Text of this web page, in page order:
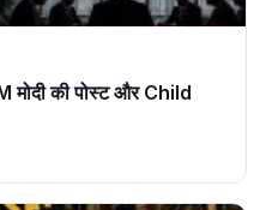
मोदी की पोस्ट और Child